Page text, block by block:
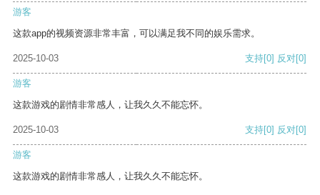
游客
这款app的视频资源非常丰富，可以满足我不同的娱乐需求。
2025-10-03 支持[0] 反对[0]
游客
这款游戏的剧情非常感人，让我久久不能忘怀。
2025-10-03 支持[0] 反对[0]
游客
这款游戏的剧情非常感人，让我久久不能忘怀。